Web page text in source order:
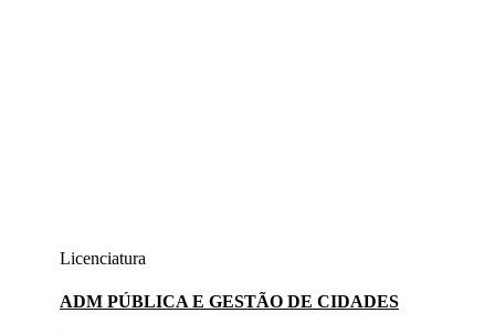
Licenciatura
ADM PÚBLICA E GESTÃO DE CIDADES